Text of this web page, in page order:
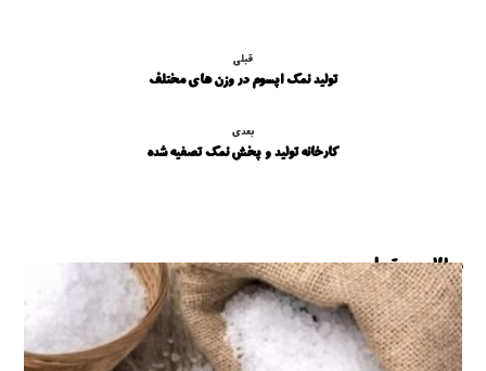
قبلی
تولید نمک اپسوم در وزن های مختلف
بعدی
کارخانه تولید و پخش نمک تصفیه شده
مطالب مرتبط ...